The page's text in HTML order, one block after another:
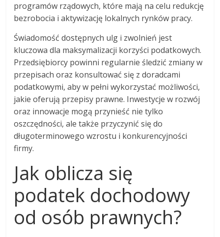
programów rządowych, które mają na celu redukcję
bezrobocia i aktywizację lokalnych rynków pracy.
Świadomość dostępnych ulg i zwolnień jest
kluczowa dla maksymalizacji korzyści podatkowych.
Przedsiębiorcy powinni regularnie śledzić zmiany w
przepisach oraz konsultować się z doradcami
podatkowymi, aby w pełni wykorzystać możliwości,
jakie oferują przepisy prawne. Inwestycje w rozwój
oraz innowacje mogą przynieść nie tylko
oszczędności, ale także przyczynić się do
długoterminowego wzrostu i konkurencyjności
firmy.
Jak oblicza się
podatek dochodowy
od osób prawnych?